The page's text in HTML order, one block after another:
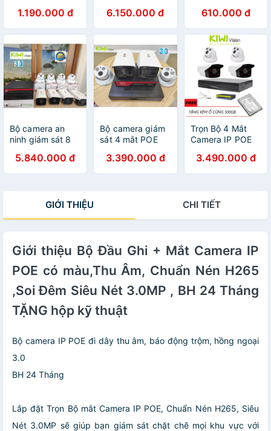
3.0MP, Chống
Trộm, Hỗ Trợ Thu
Âm, Bảo Hành 24
Tháng
1.190.000 đ
2.0M( BH đổi mới
24 Tháng ) TẶNG
HDD 1T Toshiba
TẶNG hộp kỹ
thuật
6.150.000 đ
3.0MP, Hỗ Trợ
Thu Âm, Có Hồng
Ngoại, Bảo Hành
24 Tháng
610.000 đ
Bộ camera an
ninh giám sát 8
MÀU FULL HD
3.0, đầy đủ phụ
5.840.000 đ
Bộ camera giám
sát 4 mắt POE
MÀU TẶNG hộp
kỹ thuật
3.390.000 đ
Trọn Bộ 4 Mắt
Camera IP POE
Kèm Ổ Lưu Trữ
500GB, Chuẩn
24T,TẶNG hộp
3.490.000 đ
GIỚI THIỆU CHI TIẾT
Giới thiệu Bộ Đầu Ghi + Mắt Camera IP
POE có màu,Thu Âm, Chuẩn Nén H265
,Soi Đêm Siêu Nét 3.0MP , BH 24 Tháng
TẶNG hộp kỹ thuật
Bộ camera IP POE đi dây thu âm, báo động trộm, hồng ngoại
3.0
BH 24 Tháng
Lắp đặt Trọn Bộ mắt Camera IP POE, Chuẩn Nén H265, Siêu
Nét 3.0MP sẽ giúp bạn giám sát chặt chẽ mọi khu vực với